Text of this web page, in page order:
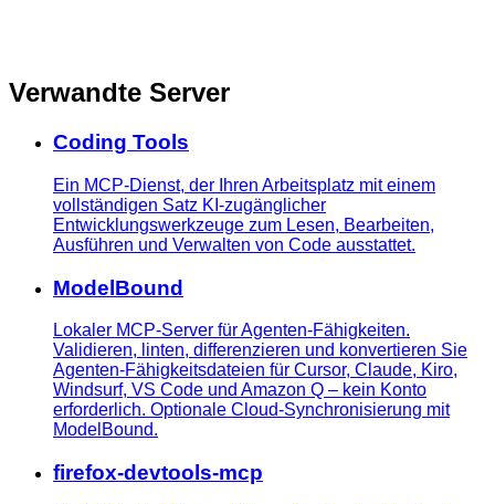
Verwandte Server
Coding Tools
Ein MCP-Dienst, der Ihren Arbeitsplatz mit einem
vollständigen Satz KI-zugänglicher
Entwicklungswerkzeuge zum Lesen, Bearbeiten,
Ausführen und Verwalten von Code ausstattet.
ModelBound
Lokaler MCP-Server für Agenten-Fähigkeiten.
Validieren, linten, differenzieren und konvertieren Sie
Agenten-Fähigkeitsdateien für Cursor, Claude, Kiro,
Windsurf, VS Code und Amazon Q – kein Konto
erforderlich. Optionale Cloud-Synchronisierung mit
ModelBound.
firefox-devtools-mcp